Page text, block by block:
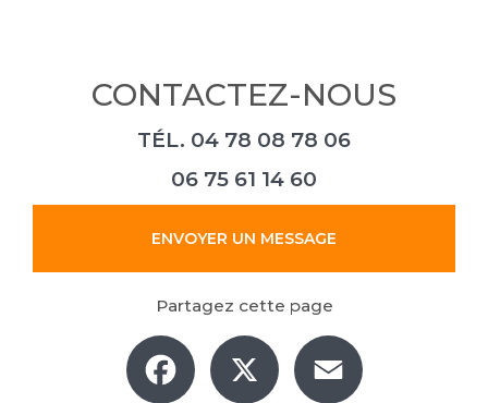
CONTACTEZ-NOUS
TÉL. 04 78 08 78 06
06 75 61 14 60
ENVOYER UN MESSAGE
Partagez cette page
Facebook